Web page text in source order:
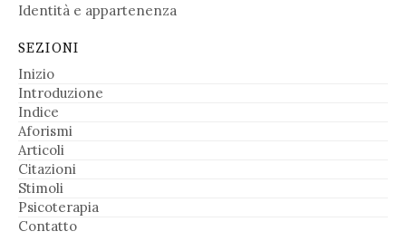
Identità e appartenenza
SEZIONI
Inizio
Introduzione
Indice
Aforismi
Articoli
Citazioni
Stimoli
Psicoterapia
Contatto